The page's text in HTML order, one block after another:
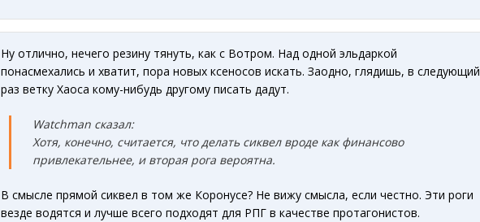
Ну отлично, нечего резину тянуть, как с Вотром. Над одной эльдаркой
понасмехались и хватит, пора новых ксеносов искать. Заодно, глядишь, в следующий
раз ветку Хаоса кому-нибудь другому писать дадут.
Watchman сказал:
Хотя, конечно, считается, что делать сиквел вроде как финансово
привлекательнее, и вторая рога вероятна.
В смысле прямой сиквел в том же Коронусе? Не вижу смысла, если честно. Эти роги
везде водятся и лучше всего подходят для РПГ в качестве протагонистов.